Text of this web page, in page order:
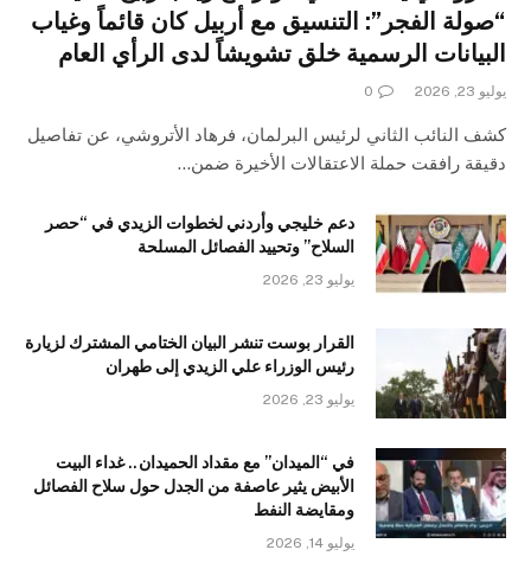
“صولة الفجر”: التنسيق مع أربيل كان قائماً وغياب
البيانات الرسمية خلق تشويشاً لدى الرأي العام
يوليو 23, 2026 0
كشف النائب الثاني لرئيس البرلمان، فرهاد الأتروشي، عن تفاصيل
دقيقة رافقت حملة الاعتقالات الأخيرة ضمن…
دعم خليجي وأردني لخطوات الزيدي في “حصر
السلاح” وتحييد الفصائل المسلحة
يوليو 23, 2026
القرار بوست تنشر البيان الختامي المشترك لزيارة
رئيس الوزراء علي الزيدي إلى طهران
يوليو 23, 2026
في “الميدان” مع مقداد الحميدان.. غداء البيت
الأبيض يثير عاصفة من الجدل حول سلاح الفصائل
ومقايضة النفط
يوليو 14, 2026